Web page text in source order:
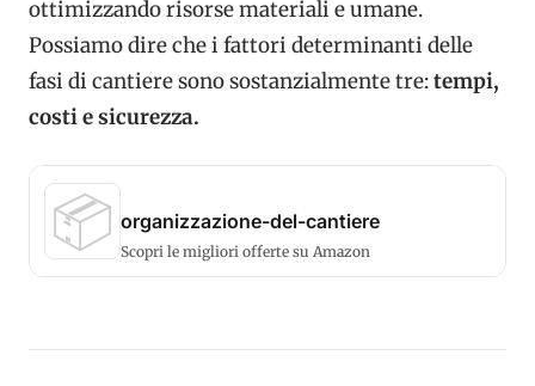
ottimizzando risorse materiali e umane.
Possiamo dire che i fattori determinanti delle
fasi di cantiere sono sostanzialmente tre:tempi,
costi e sicurezza.
📦 organizzazione-del-cantiere
Scopri le migliori offerte su Amazon